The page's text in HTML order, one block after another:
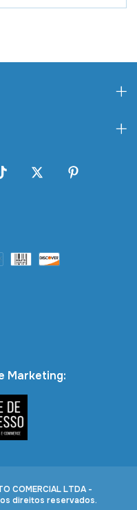
Marketing:
COMERCIAL LTDA -
direitos reservados.